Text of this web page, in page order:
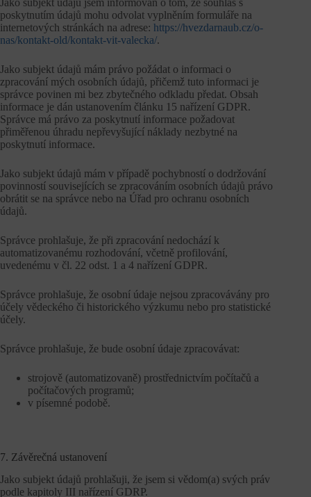
poskytnutím údajů mohu odvolat vyplněním formuláře na
internetových stránkách na adrese: https://hvezdarnaub.cz/o-
nas/kontakt-old/kontakt-vit-valecka/.
Jako subjekt údajů mám právo požádat o informaci o
zpracování mých osobních údajů, přičemž tuto informaci je
správce povinen mi bez zbytečného odkladu předat. Obsah
informace je dán ustanovením článku 15 nařízení GDPR.
Správce má právo za poskytnutí informace požadovat
přiměřenou úhradu nepřevyšující náklady nezbytné na
poskytnutí informace.
Jako subjekt údajů mám v případě pochybností o dodržování
povinností souvisejících se zpracováním osobních údajů právo
obrátit se na správce nebo na Úřad pro ochranu osobních
údajů.
Správce prohlašuje, že při zpracování nedochází k
automatizovanému rozhodování, včetně profilování,
uvedenému v čl. 22 odst. 1 a 4 nařízení GDPR.
Správce prohlašuje, že osobní údaje nejsou zpracovávány pro
účely vědeckého či historického výzkumu nebo pro statistické
účely.
Správce prohlašuje, že bude osobní údaje zpracovávat:
strojově (automatizovaně) prostřednictvím počítačů a
počítačových programů;
v písemné podobě.
7. Závěrečná ustanovení
Jako subjekt údajů prohlašuji, že jsem si vědom(a) svých práv
podle kapitoly III nařízení GDRP.